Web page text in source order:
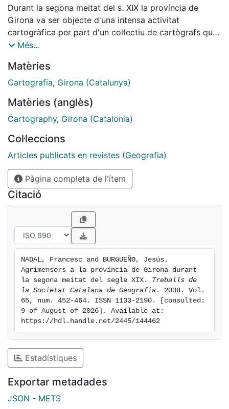
Durant la segona meitat del s. XIX la província de
Girona va ser objecte d'una intensa activitat
cartogràfica per part d'un col·lectiu de cartògrafs que
ha romàs, fins no fa gaire, força desconegut: el dels
terres i traçar plànols parcel·laris s'ocuparen de
realitzar diversos treballs, tant de caire públic com
plànols parcel·laris municipals; repartiment de
comunals; plànols d'usos hídrics o representació
Més...
Matèries
Cartografia, Girona (Catalunya)
Matèries (anglès)
Cartography, Girona (Catalonia)
Col·leccions
Articles publicats en revistes (Geografia)
Pàgina completa de l'ítem
Citació
NADAL, Francesc and BURGUEÑO, Jesús.
Agrimensors a la província de Girona durant
la segona meitat del segle XIX. Treballs de
la Societat Catalana de Geografia . 2008. Vol.
65, num. 452-464. ISSN 1133-2190. [consulted:
9 of August of 2026]. Available at:
https://hdl.handle.net/2445/144462
Estadístiques
Exportar metadades
JSON - METS